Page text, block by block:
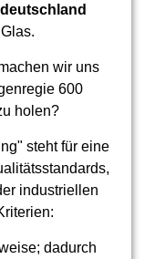
wir uns
600
holen?
steht für eine
industriellen
dadurch